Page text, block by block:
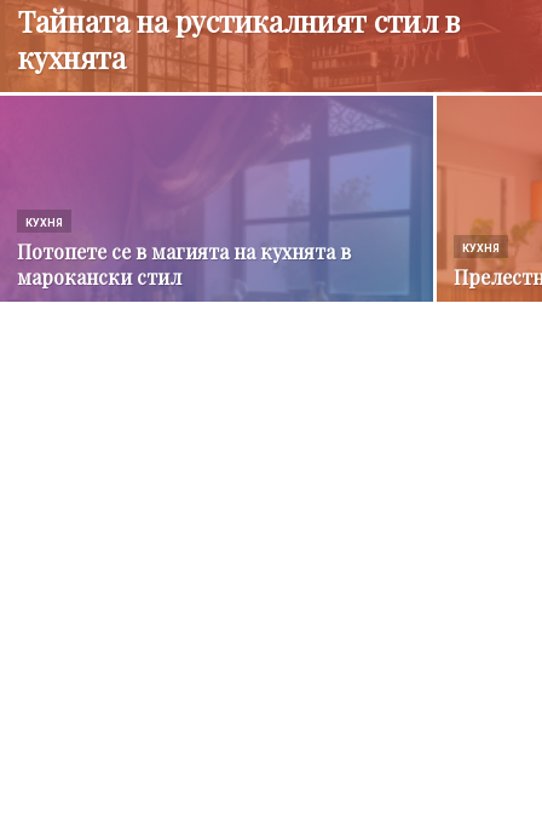
Тайната на рустикалният стил в
кухнята
КУХНЯ
Потопете се в магията на кухнята в
марокански стил
КУХНЯ